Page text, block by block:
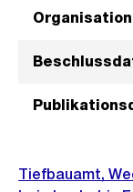
Tiefbauamt,